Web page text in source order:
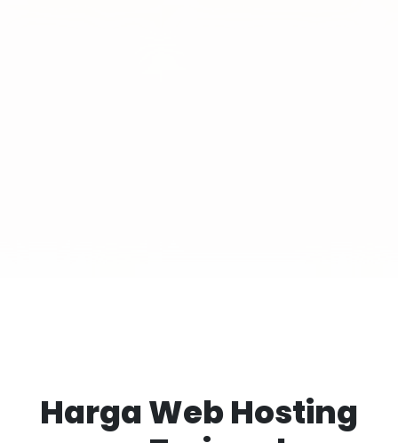
Harga Web Hosting